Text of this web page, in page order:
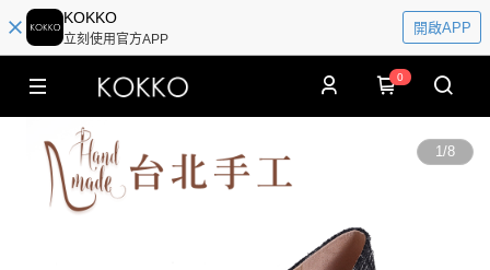
KOKKO
立刻使用官方APP
開啟APP
0
1/8